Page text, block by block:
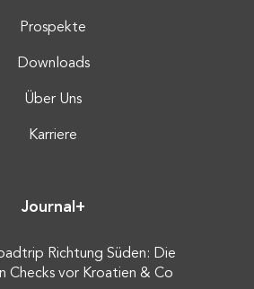
Prospekte
Downloads
Über Uns
Karriere
Journal+
Richtung Süden: Die
Checks vor Kroatien & Co